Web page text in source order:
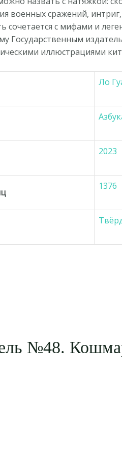
военных сражений,
сочетается с мифами и
Государственным
иллюстрациями
Ло
2023
1376
№48.